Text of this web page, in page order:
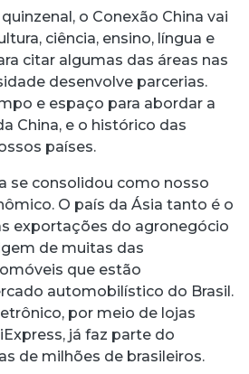
o Conexão China vai
ciência, ensino, língua e
citar algumas das áreas nas
desenvolve parcerias.
e espaço para abordar a
China, e o histórico das
países.
se consolidou como nosso
O país da Ásia tanto é o
exportações do agronegócio
de muitas das
que estão
automobilístico do Brasil.
por meio de lojas
já faz parte do
de milhões de brasileiros.